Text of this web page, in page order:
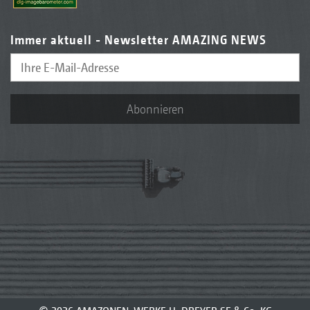
Immer aktuell - Newsletter AMAZING NEWS
Abonnieren